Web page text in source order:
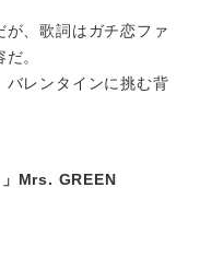
が、歌詞はガチ恋ファ
。
バレンタインに挑む背
Mrs. GREEN